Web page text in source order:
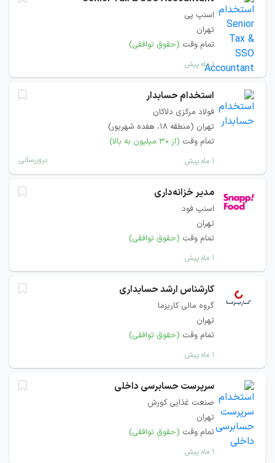
اسنپ پی
تهران
تمام وقت (حقوق توافقی)
۱ ماه پیش
استخدام حسابدار
فولاد مرکزی دلاکان
تهران (منطقه ۱۸، هفده شهریور)
تمام وقت (از ۳۰ میلیون به بالا)
۱ ماه پیش بروزرسانی
مدیر خزانه‌داری
اسنپ فود
تهران
تمام وقت (حقوق توافقی)
۱ ماه پیش
کارشناس ارشد حسابداری
گروه مالی کاریزما
تهران
تمام وقت (حقوق توافقی)
۱ ماه پیش
سرپرست حسابرسی داخلی
صنعت غذایی کورش
تهران
تمام وقت (حقوق توافقی)
۱ ماه پیش